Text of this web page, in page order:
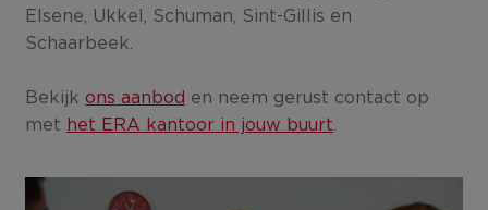
Elsene, Ukkel, Schuman, Sint-Gillis en
Schaarbeek.
Bekijkons aanbod en neem gerust contact op
met het ERA kantoor in jouw buurt